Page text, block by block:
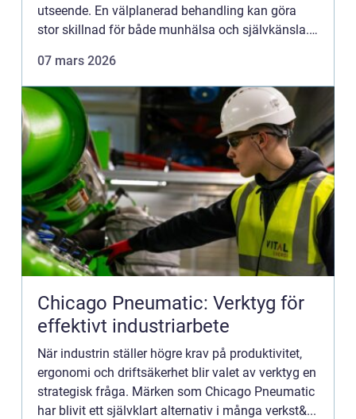
utseende. En välplanerad behandling kan göra
stor skillnad för både munhälsa och självkänsla.
överbett, ...
07 mars 2026
Chicago Pneumatic: Verktyg för
effektivt industriarbete
När industrin ställer högre krav på produktivitet,
ergonomi och driftsäkerhet blir valet av verktyg en
strategisk fråga. Märken som Chicago Pneumatic
har blivit ett självklart alternativ i många verkst&...